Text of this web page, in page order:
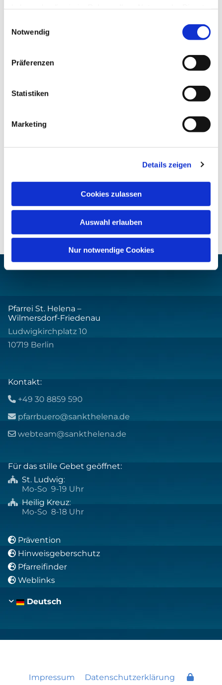
Notwendig
Präferenzen
Statistiken
Marketing
Details zeigen
Cookies zulassen
Auswahl erlauben
Nur notwendige Cookies
Pfarrei St. Helena –
Wilmersdorf-Friedenau
Ludwigkirchplatz 10
10719 Berlin
Kontakt:
 +49 30 8859 590
 pfarrbuero@sankthelena.de
 webteam@sankthelena.de
Für das stille Gebet geöffnet:
 St. Ludwig:
Mo-So 9-19 Uhr
 Heilig Kreuz:
Mo-So 8-18 Uhr
 Prävention
 Hinweisgeberschutz
 Pfarreifinder
 Weblinks
Deutsch
Impressum Datenschutzerklärung